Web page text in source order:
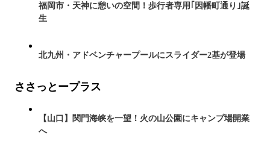
福岡市・天神に憩いの空間！歩行者専用｢因幡町通り｣誕
生
北九州・アドベンチャープールにスライダー2基が登場
ささっとープラス
【山口】関門海峡を一望！火の山公園にキャンプ場開業
へ